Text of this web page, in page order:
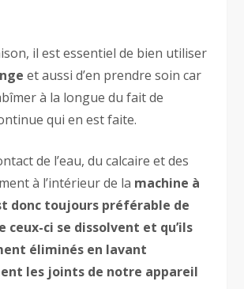
il est essentiel de bien utiliser
et aussi d’en prendre soin car
à la longue du fait de
qui en est faite.
de l’eau, du calcaire et des
à l’intérieur de la machine à
donc toujours préférable de
ceux-ci se dissolvent et qu’ils
éliminés en lavant
les joints de notre appareil